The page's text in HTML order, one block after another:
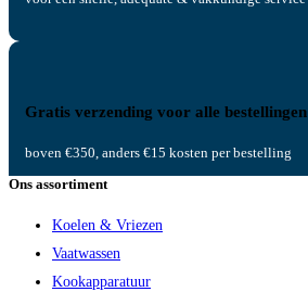
Gratis verzending voor alle bestellingen
boven €350, anders €15 kosten per bestelling
Ons assortiment
Koelen & Vriezen
Vaatwassen
Kookapparatuur